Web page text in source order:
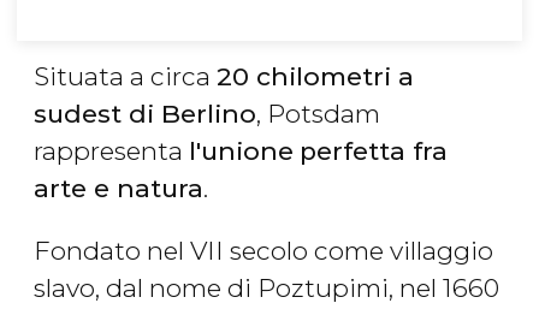
Situata a circa 20 chilometri a
sudest di Berlino, Potsdam
rappresenta l'unione perfetta fra
arte e natura.
Fondato nel VII secolo come villaggio
slavo, dal nome di Poztupimi, nel 1660